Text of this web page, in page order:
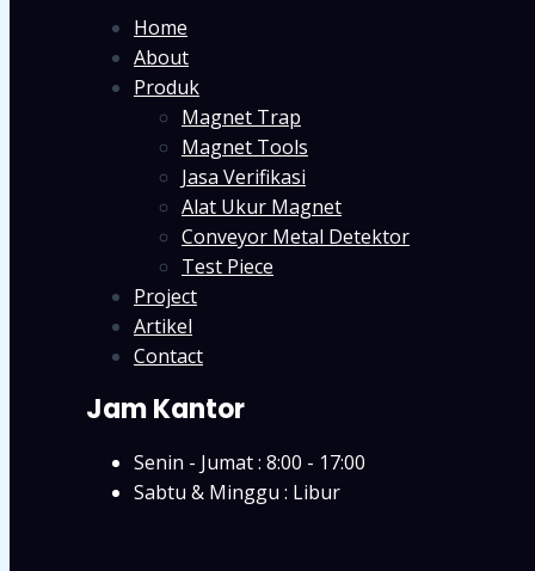
Home
About
Produk
Magnet Trap
Magnet Tools
Jasa Verifikasi
Alat Ukur Magnet
Conveyor Metal Detektor
Test Piece
Project
Artikel
Contact
Jam Kantor
Senin - Jumat : 8:00 - 17:00
Sabtu & Minggu : Libur